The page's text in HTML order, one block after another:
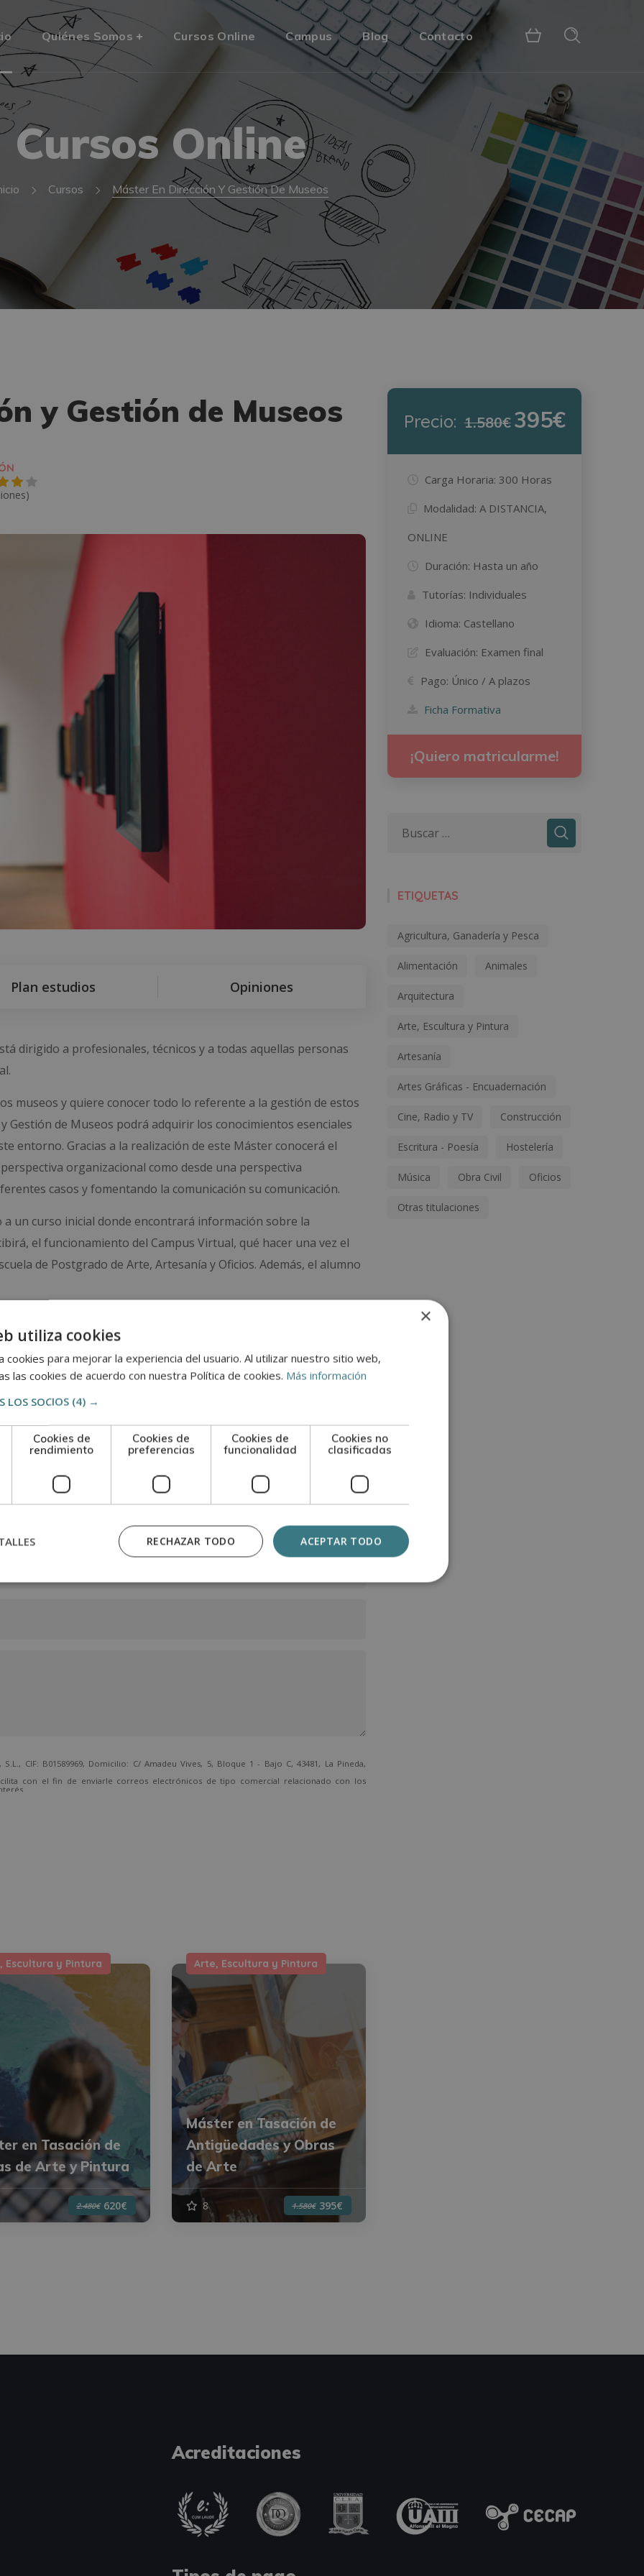
Quiénes Somos Cursos Online Campus Blog Contacto
Cursos Online
Cursos Máster En Dirección Y Gestión De Museos
y Gestión de Museos
Plan estudios Opiniones
dirigido a profesionales, técnicos y a todas aquellas personas
museos y quiere conocer todo lo referente a la gestión de estos
Gestión de Museos podrá adquirir los conocimientos esenciales
entorno. Gracias a la realización de este Máster conocerá el
organizacional como desde una perspectiva
casos y fomentando la comunicación su comunicación.
a un curso inicial donde encontrará información sobre la
el funcionamiento del Campus Virtual, qué hacer una vez el
de Postgrado de Arte, Artesanía y Oficios. Además, el alumno
de evaluación, el alumno recibirá un diploma que certifica
de la ESCUELA DE POSTGRADO DE ARTE, ARTESANÍA Y
la CECAP.
S.L., CIF: B01589969, Domicilio: C/ Amadeu Vives, 5, Bloque 1 - Bajo C, 43481, La Pineda,
con el fin de enviarle correos electrónicos de tipo comercial relacionado con los
dirigiéndose a la dirección direccion@grupotarraco.com.
Escultura y Pintura
en Tasación de
de Arte y Pintura
2.480€ 620€
Arte, Escultura y Pintura
Máster en Tasación de
Antigüedades y Obras
de Arte
8 1.580€ 395€
Precio: 1.580€ 395€
Carga Horaria: 300 Horas
Modalidad: A DISTANCIA,
ONLINE
Duración: Hasta un año
Tutorías: Individuales
Idioma: Castellano
Evaluación: Examen final
Pago: Único / A plazos
Ficha Formativa
¡Quiero matricularme!
ETIQUETAS
Agricultura, Ganadería y Pesca
Alimentación Animales
Arquitectura
Arte, Escultura y Pintura
Artesanía
Artes Gráficas - Encuadernación
Cine, Radio y TV Construcción
Escritura - Poesía Hostelería
Música Obra Civil Oficios
Otras titulaciones
Acreditaciones
×
utiliza cookies
cookies para mejorar la experiencia del usuario. Al utilizar nuestro sitio web,
las cookies de acuerdo con nuestra Política de cookies. Más información
LOS SOCIOS (4) →
Cookies de
rendimiento
Cookies de
preferencias
Cookies de
funcionalidad
Cookies no
clasificadas
ACEPTAR TODO
RECHAZAR TODO